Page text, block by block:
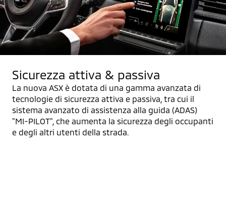
Sicurezza attiva & passiva
La nuova ASX è dotata di una gamma avanzata di
tecnologie di sicurezza attiva e passiva, tra cui il
sistema avanzato di assistenza alla guida (ADAS)
"MI-PILOT", che aumenta la sicurezza degli occupanti
e degli altri utenti della strada.